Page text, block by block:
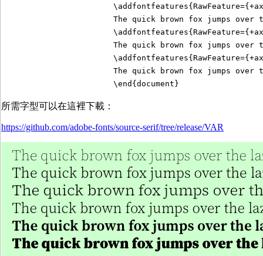
The quick brown fox jumps over
The quick brown fox jumps over
The quick brown fox jumps over
\end{document}
所需字型可以在這裡下載：
https://github.com/adobe-fonts/source-serif/tree/release/VAR